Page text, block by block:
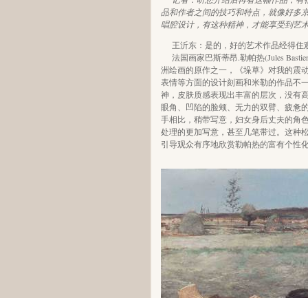
品和作者之间的技巧和特点，就像好多
唱腔设计，有这种精神，才能享受到艺
王沂东：是的，好的艺术作品经得
法国画家巴斯蒂昂.勒帕热(Jules
洲绘画的原作之一，《垛草》对我的震
表情等方面的设计刻画和米勒的作品不
神，皮肤质感表现出丰富的层次，没有
眼角、凹陷的脸颊、无力的双臂、疲惫
手相比，稍带写意，妇女身后丈夫的角
处理的更加写意，甚至几笔带过。这种
引导观众有序地欣赏勒帕热的富有个性